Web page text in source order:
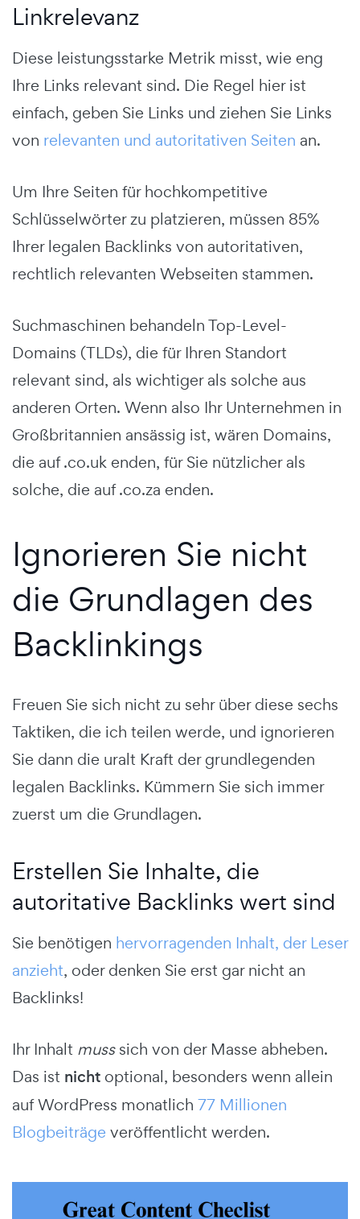
Linkrelevanz
Diese leistungsstarke Metrik misst, wie eng
Ihre Links relevant sind. Die Regel hier ist
einfach, geben Sie Links und ziehen Sie Links
von relevanten und autoritativen Seiten an.
Um Ihre Seiten für hochkompetitive
Schlüsselwörter zu platzieren, müssen 85%
Ihrer legalen Backlinks von autoritativen,
rechtlich relevanten Webseiten stammen.
Suchmaschinen behandeln Top-Level-
Domains (TLDs), die für Ihren Standort
relevant sind, als wichtiger als solche aus
anderen Orten. Wenn also Ihr Unternehmen in
Großbritannien ansässig ist, wären Domains,
die auf .co.uk enden, für Sie nützlicher als
solche, die auf .co.za enden.
Ignorieren Sie nicht
die Grundlagen des
Backlinkings
Freuen Sie sich nicht zu sehr über diese sechs
Taktiken, die ich teilen werde, und ignorieren
Sie dann die uralt Kraft der grundlegenden
legalen Backlinks. Kümmern Sie sich immer
zuerst um die Grundlagen.
Erstellen Sie Inhalte, die
autoritative Backlinks wert sind
Sie benötigen hervorragenden Inhalt, der Leser
anzieht, oder denken Sie erst gar nicht an
Backlinks!
Ihr Inhalt musssich von der Masse abheben.
Das ist nicht optional, besonders wenn allein
auf WordPress monatlich 77 Millionen
Blogbeiträge veröffentlicht werden.